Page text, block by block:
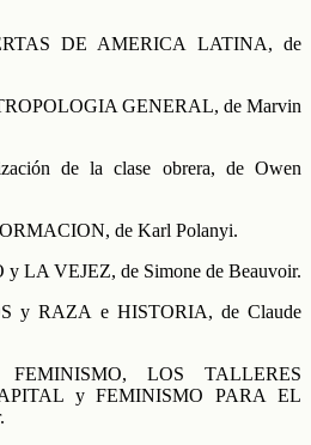
DE AMERICA LATINA, de
GENERAL, de Marvin
de la clase obrera, de Owen
de Karl Polanyi.
LA VEJEZ, de Simone de Beauvoir.
y RAZA e HISTORIA, de Claude
LOS TALLERES
y FEMINISMO PARA EL